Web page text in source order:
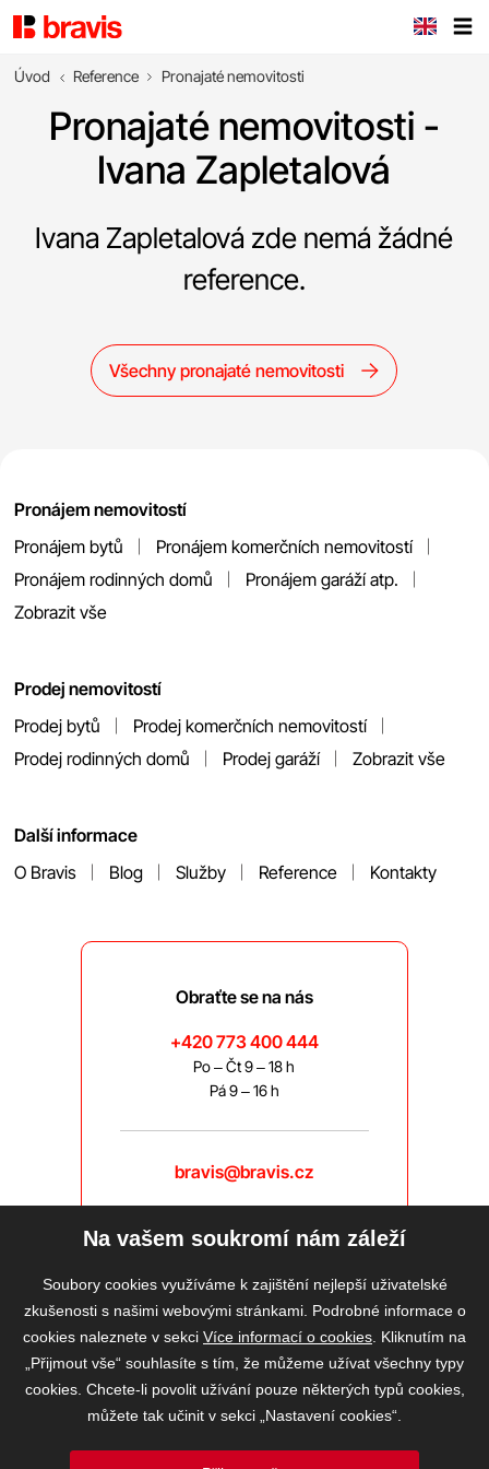
Úvod Reference Pronajaté nemovitosti
Pronajaté nemovitosti -
Ivana Zapletalová
Ivana Zapletalová zde nemá žádné
reference.
Všechny pronajaté nemovitosti
Pronájem nemovitostí
Pronájem bytů
Pronájem komerčních nemovitostí
Pronájem rodinných domů
Pronájem garáží atp.
Zobrazit vše
Prodej nemovitostí
Prodej bytů
Prodej komerčních nemovitostí
Prodej rodinných domů
Prodej garáží Zobrazit vše
Další informace
O Bravis
Blog Služby Reference Kontakty
Obraťte se na nás
+420 773 400 444
Po – Čt 9 – 18 h
Pá 9 – 16 h
bravis@bravis.cz
Na vašem soukromí nám záleží
Soubory cookies využíváme k zajištění nejlepší uživatelské
zkušenosti s našimi webovými stránkami. Podrobné informace o
cookies naleznete v sekci Více informací o cookies . Kliknutím na
„Přijmout vše“ souhlasíte s tím, že můžeme užívat všechny typy
cookies. Chcete-li povolit užívání pouze některých typů cookies,
můžete tak učinit v sekci „Nastavení cookies“.